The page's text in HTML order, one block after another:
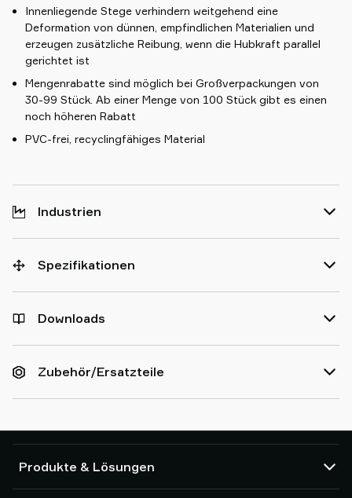
Innenliegende Stege verhindern weitgehend eine
Deformation von dünnen, empfindlichen Materialien und
erzeugen zusätzliche Reibung, wenn die Hubkraft parallel
gerichtet ist
Mengenrabatte sind möglich bei Großverpackungen von
30-99 Stück. Ab einer Menge von 100 Stück gibt es einen
noch höheren Rabatt
PVC-frei, recyclingfähiges Material
Industrien
Spezifikationen
Downloads
Zubehör/Ersatzteile
Produkte & Lösungen